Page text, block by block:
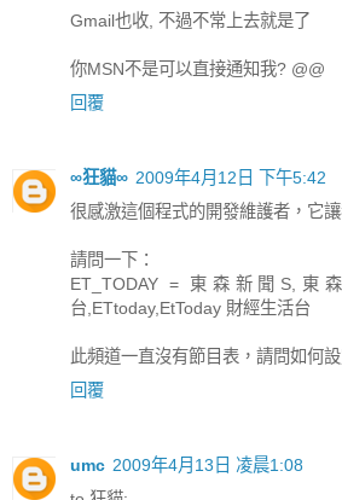
Gmail也收, 不過不常上去就是了
你MSN不是可以直接通知我? @@
回覆
∞狂貓∞ 2009年4月12日 下午5:42
很感激這個程式的開發維護者，它
請問一下：
ET_TODAY = 東森新聞S,
台,ETtoday,EtToday 財經生活台
此頻道一直沒有節目表，請問如何
回覆
umc 2009年4月13日 凌晨1:08